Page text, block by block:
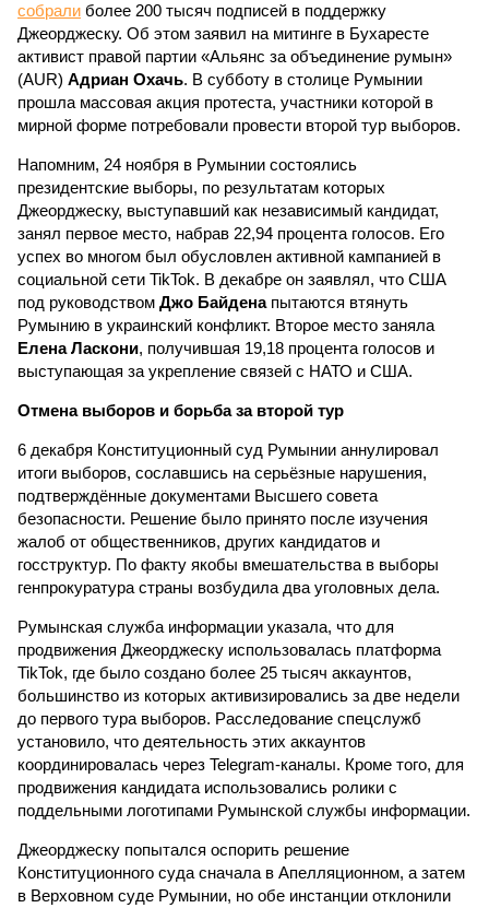
собрали более 200 тысяч подписей в поддержку
Джеорджеску. Об этом заявил на митинге в Бухаресте
активист правой партии «Альянс за объединение румын»
(AUR) Адриан Охачь. В субботу в столице Румынии
прошла массовая акция протеста, участники которой в
мирной форме потребовали провести второй тур выборов.
Напомним, 24 ноября в Румынии состоялись
президентские выборы, по результатам которых
Джеорджеску, выступавший как независимый кандидат,
занял первое место, набрав 22,94 процента голосов. Его
успех во многом был обусловлен активной кампанией в
социальной сети TikTok. В декабре он заявлял, что США
под руководством Джо Байденапытаются втянуть
Румынию в украинский конфликт. Второе место заняла
Елена Ласкони, получившая 19,18 процента голосов и
выступающая за укрепление связей с НАТО и США.
Отмена выборов и борьба за второй тур
6 декабря Конституционный суд Румынии аннулировал
итоги выборов, сославшись на серьёзные нарушения,
подтверждённые документами Высшего совета
безопасности. Решение было принято после изучения
жалоб от общественников, других кандидатов и
госструктур. По факту якобы вмешательства в выборы
генпрокуратура страны возбудила два уголовных дела.
Румынская служба информации указала, что для
продвижения Джеорджеску использовалась платформа
TikTok, где было создано более 25 тысяч аккаунтов,
большинство из которых активизировались за две недели
до первого тура выборов. Расследование спецслужб
установило, что деятельность этих аккаунтов
координировалась через Telegram-каналы. Кроме того, для
продвижения кандидата использовались ролики с
поддельными логотипами Румынской службы информации.
Джеорджеску попытался оспорить решение
Конституционного суда сначала в Апелляционном, а затем
в Верховном суде Румынии, но обе инстанции отклонили